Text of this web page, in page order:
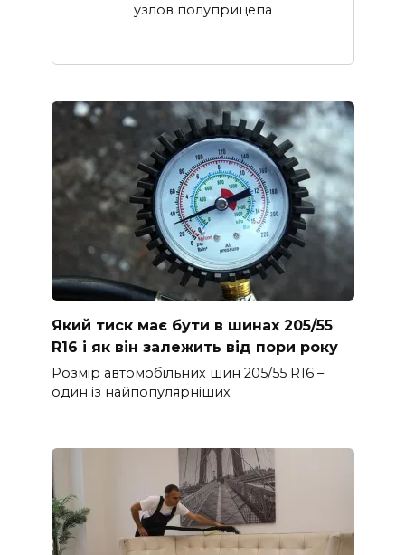
узлов полуприцепа
Який тиск має бути в шинах 205/55
R16 і як він залежить від пори року
Розмір автомобільних шин 205/55 R16 –
один із найпопулярніших